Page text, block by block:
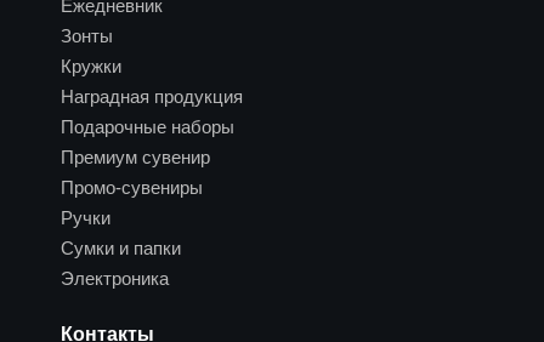
Ежедневник
Зонты
Кружки
Наградная продукция
Подарочные наборы
Премиум сувенир
Промо-сувениры
Ручки
Сумки и папки
Электроника
Контакты